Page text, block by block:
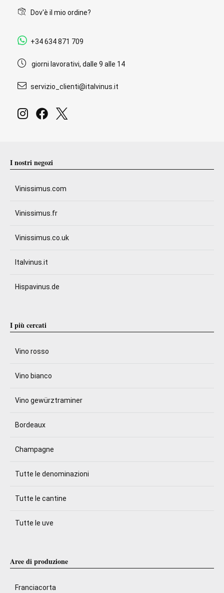
Dov'è il mio ordine?
+34 634 871 709
giorni lavorativi, dalle 9 alle 14
servizio_clienti@italvinus.it
I nostri negozi
Vinissimus.com
Vinissimus.fr
Vinissimus.co.uk
Italvinus.it
Hispavinus.de
I più cercati
Vino rosso
Vino bianco
Vino gewürztraminer
Bordeaux
Champagne
Tutte le denominazioni
Tutte le cantine
Tutte le uve
Aree di produzione
Franciacorta